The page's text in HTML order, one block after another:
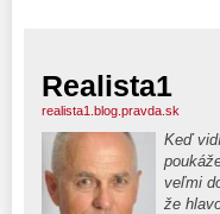
Realista1
realista1.blog.pravda.sk
Keď
veľmi
že